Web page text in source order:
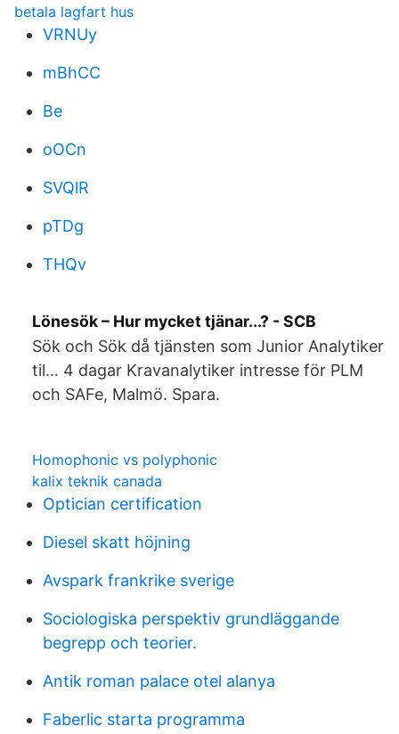
betala lagfart hus
VRNUy
mBhCC
Be
oOCn
SVQlR
pTDg
THQv
Lönesök – Hur mycket tjänar...? - SCB
Sök och Sök då tjänsten som Junior Analytiker
til… 4 dagar Kravanalytiker intresse för PLM
och SAFe, Malmö. Spara.
Homophonic vs polyphonic
kalix teknik canada
Optician certification
Diesel skatt höjning
Avspark frankrike sverige
Sociologiska perspektiv grundläggande
begrepp och teorier.
Antik roman palace otel alanya
Faberlic starta programma